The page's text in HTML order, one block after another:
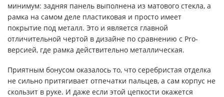
минимум: задняя панель выполнена из матового стекла, а
рамка на самом деле пластиковая и просто имеет
покрытие под металл. Это и является главной
отличительной чертой в дизайне по сравнению с Pro-
версией, где рамка действительно металлическая.
Приятным бонусом оказалось то, что серебристая отделка
не сильно притягивает отпечатки пальцев, а сам корпус не
скользит в руке. И даже если этой цепкости окажется